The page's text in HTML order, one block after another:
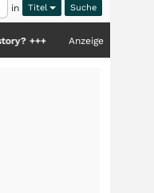
in Titel
Anzeige